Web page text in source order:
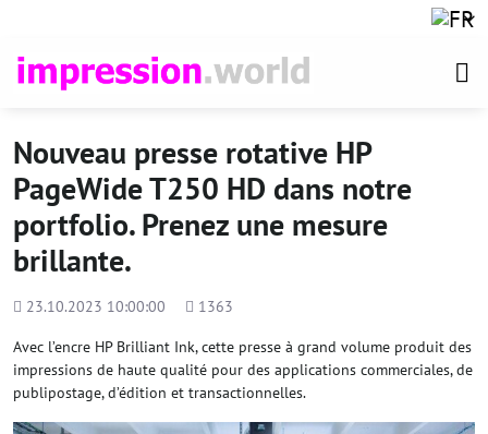
Nouveau presse rotative HP
PageWide T250 HD dans notre
portfolio. Prenez une mesure
brillante.
Added
23.10.2023 10:00:00
Views
1363
Avec l’encre HP Brilliant Ink, cette presse à grand volume produit des
impressions de haute qualité pour des applications commerciales, de
publipostage, d’édition et transactionnelles.